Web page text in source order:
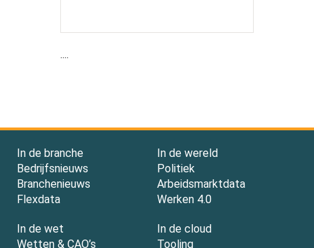
....
In de branche
Bedrijfsnieuws
Branchenieuws
Flexdata
In de wereld
Politiek
Arbeidsmarktdata
Werken 4.0
In de wet
Wetten & CAO’s
In de cloud
Tooling